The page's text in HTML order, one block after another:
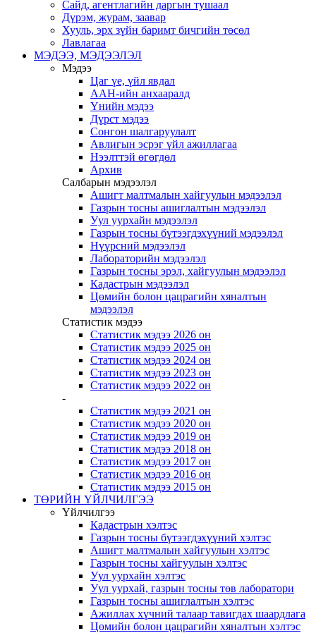
Сайд, агентлагийн даргын тушаал
Дүрэм, журам, заавар
Хууль, эрх зүйн баримт бичгийн төсөл
Лавлагаа
МЭДЭЭ, МЭДЭЭЛЭЛ
Мэдээ
Цаг үе, үйл явдал
ААН-ийн анхааралд
Үнийн мэдээ
Дүрст мэдээ
Сонгон шалгаруулалт
Авлигын эсрэг үйл ажиллагаа
Нээлттэй өгөгдөл
Архив
Салбарын мэдээлэл
Ашигт малтмалын хайгуулын мэдээлэл
Газрын тосны ашиглалтын мэдээлэл
Уул уурхайн мэдээлэл
Газрын тосны бүтээгдэхүүний мэдээлэл
Нүүрсний мэдээлэл
Лабораторийн мэдээлэл
Газрын тосны эрэл, хайгуулын мэдээлэл
Кадастрын мэдээлэл
Цөмийн болон цацрагийн хяналтын
мэдээлэл
Статистик мэдээ
Статистик мэдээ 2026 он
Статистик мэдээ 2025 он
Статистик мэдээ 2024 он
Статистик мэдээ 2023 он
Статистик мэдээ 2022 он
-
Статистик мэдээ 2021 он
Статистик мэдээ 2020 он
Статистик мэдээ 2019 он
Статистик мэдээ 2018 он
Статистик мэдээ 2017 он
Статистик мэдээ 2016 он
Статистик мэдээ 2015 он
ТӨРИЙН ҮЙЛЧИЛГЭЭ
Үйлчилгээ
Кадастрын хэлтэс
Газрын тосны бүтээгдэхүүний хэлтэс
Ашигт малтмалын хайгуулын хэлтэс
Газрын тосны хайгуулын хэлтэс
Уул уурхайн хэлтэс
Уул уурхай, газрын тосны төв лаборатори
Газрын тосны ашиглалтын хэлтэс
Ажиллах хүчний талаар тавигдах шаардлага
Цөмийн болон цацрагийн хяналтын хэлтэс